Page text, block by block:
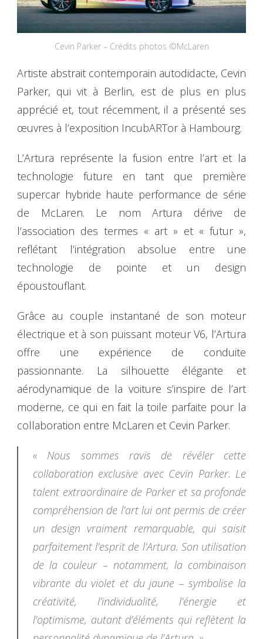
Cevin Parker – Crédits photos ©McLaren
Artiste abstrait contemporain autodidacte, Cevin
Parker, qui vit à Berlin, est de plus en plus
apprécié et, tout récemment, il a présenté ses
œuvres à l’exposition IncubARTor à Hambourg.
L’Artura représente la fusion entre l’art et la
technologie future en tant que première
supercar hybride haute performance de série
de McLaren. Le nom Artura dérive de
l’association des termes « art » et « futur »,
reflétant l’intégration absolue entre une
technologie de pointe et un design
époustouflant.
Grâce au couple instantané de son moteur
électrique et à son puissant moteur V6, l’Artura
offre une expérience de conduite
passionnante. La silhouette élégante et
aérodynamique de la voiture s’inspire de l’art
moderne, ce qui en fait la toile parfaite pour la
collaboration entre McLaren et Cevin Parker.
« Nous sommes ravis de révéler cette
collaboration exclusive avec Cevin Parker. Le
talent extraordinaire de Parker et sa profonde
compréhension de l’art lui ont permis de créer
un design vraiment remarquable, qui saisit
parfaitement l’esprit de l’Artura. Son utilisation
de la couleur – notamment, la combinaison
vibrante du violet et du jaune – symbolise la
créativité, l’individualité, l’énergie et
l’optimisme, autant d’éléments qui reflètent la